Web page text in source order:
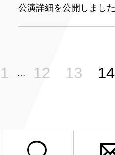
公演詳細を公開しました
1 … 12 13 14